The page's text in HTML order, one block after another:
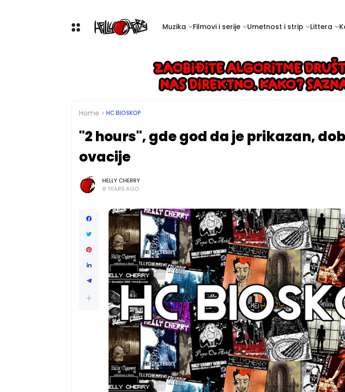
Muzika Filmovi i serije Umetnost i strip Littera
Home HC BIOSKOP
"2 hours", gde god da je prikazan,
ovacije
HELLY CHERRY
8 YEARS AGO